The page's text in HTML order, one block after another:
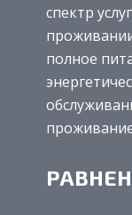
спектр
полное